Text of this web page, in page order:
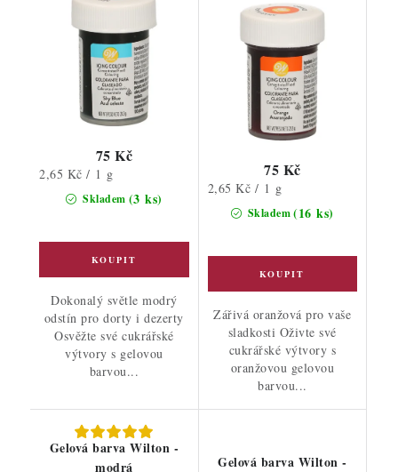
Skladem (3 ks)
75 Kč
Měrná
2,65 Kč / 1 g
Dokonalý světle modrý
odstín pro dorty i dezerty
Osvěžte své cukrářské
výtvory s gelovou
barvou...
Skladem(16 ks)
75 Kč
Měrná
cena:
2,65 Kč / 1 g
Zářivá oranžová pro vaše
sladkosti Oživte své
cukrářské výtvory s
oranžovou gelovou
barvou...
Gelová barva Wilton -
modrá
Gelová barva Wilton -